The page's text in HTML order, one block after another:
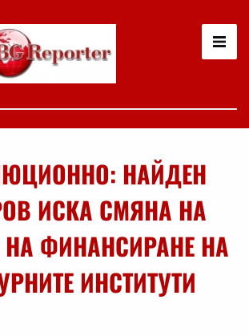
НАЙДЕН
ИСКА СМЯНА НА
ФИНАНСИРАНЕ НА
ИНСТИТУТИ